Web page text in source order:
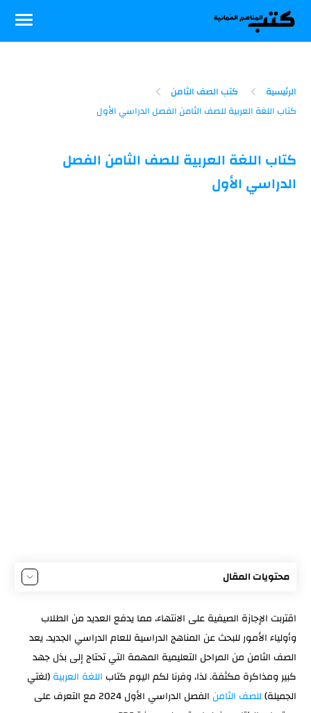
الرئيسية كتب الصف الثامن
كتاب اللغة العربية للصف الثامن الفصل
الدراسي الأول
محتويات المقال
الأول 2024
مهاراتي في القراءة:
مهاراتي في الكتابة:
رابط تحميل كتاب اللغة العربية للصف الثامن الفصل الدراسي
اقتربت الإجازة الصيفية على الانتهاء، مما يدفع العديد من الطلاب
وأولياء الأمور للبحث عن المناهج الدراسية للعام الدراسي الجديد. يعد
الصف الثامن من المراحل التعليمية المهمة التي تحتاج إلى بذل جهد
كبير ومذاكرة مكثفة. لذا، وفرنا لكم اليوم كتاب اللغة العربية(لغتي
الجميلة)للصف الثامن
الفصل الدراسي الأول 2024 مع التعرف على